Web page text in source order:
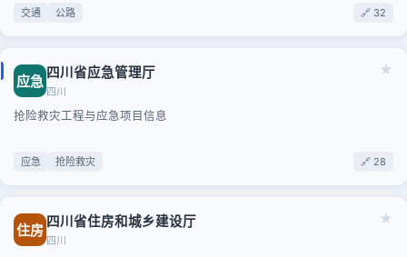
交通 公路 🔗 32
★
应急 四川省应急管理厅
四川
抢险救灾工程与应急项目信息
应急 抢险救灾 🔗 28
★
住房 四川省住房和城乡建设厅
四川